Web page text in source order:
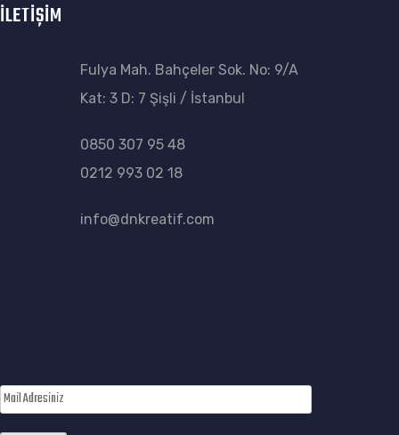
İLETİŞİM
Fulya Mah. Bahçeler Sok. No: 9/A
Kat: 3 D: 7 Şişli / İstanbul
0850 307 95 48
0212 993 02 18
info@dnkreatif.com